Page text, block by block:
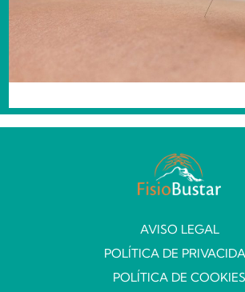
AVISO LEGAL
POLÍTICA DE
POLÍTICA DE COOKIES